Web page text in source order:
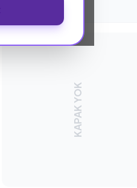
KAPAK YOK